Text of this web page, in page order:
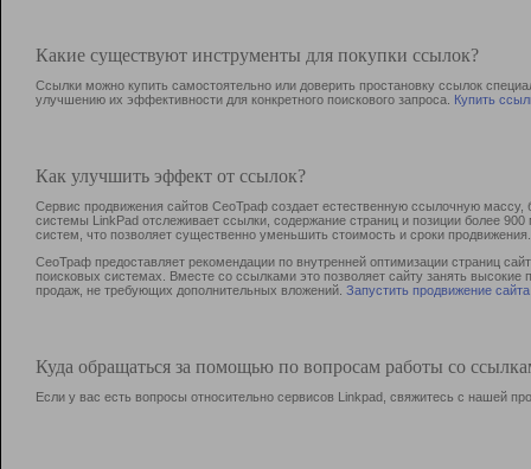
Какие существуют инструменты для покупки ссылок?
Ссылки можно купить самостоятельно или доверить простановку ссылок
улучшению их эффективности для конкретного поискового запроса. Купить
Как улучшить эффект от ссылок?
Сервис продвижения сайтов СеоТраф создает естественную ссылочную
системы LinkPad отслеживает ссылки, содержание страниц и позиции более
систем, что позволяет существенно уменьшить стоимость и сроки продвижения.
СеоТраф предоставляет рекомендации по внутренней оптимизации страниц
поисковых системах. Вместе со ссылками это позволяет сайту занять
продаж, не требующих дополнительных вложений. Запустить продвижение сайта
Куда обращаться за помощью по вопросам работы со
Если у вас есть вопросы относительно сервисов Linkpad, свяжитесь с нашей